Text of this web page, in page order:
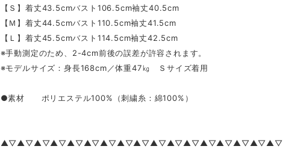
【Ｓ】着丈43.5cmバスト106.5cm袖丈40.5cm
【Ｍ】着丈44.5cmバスト110.5cm袖丈41.5cm
【Ｌ】着丈45.5cmバスト114.5cm袖丈42.5cm
※手動測定のため、2-4cm前後の誤差が許容されます。
※モデルサイズ：身長168cm／体重47㎏ Ｓサイズ着用
●素材 ポリエステル100%（刺繍糸：綿100%）
▲▽▲▽▲▽▲▽▲▽▲▽▲▽▲▽▲▽▲▽▲▽▲▽▲▽▲▽▲▽▲▽▲▽